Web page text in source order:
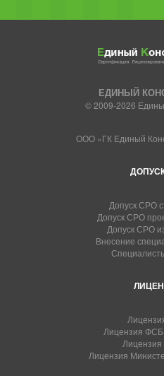
ЕДИНЫЙ
© 2009-2026
ООО «ГК Единый
Допуск СРО
Допуск СРО
Допуск СРО
Внесение
Лицензия ФСБ
Лицензия